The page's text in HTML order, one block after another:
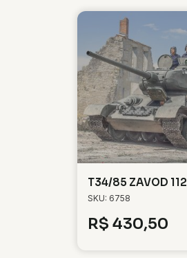
T34/85 ZAVOD 112
SKU: 6758
R$ 430,50